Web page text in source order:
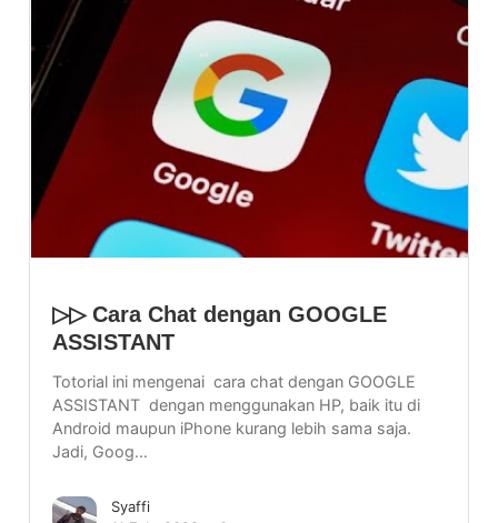
▷▷ Cara Chat dengan GOOGLE
ASSISTANT
Totorial ini mengenai cara chat dengan GOOGLE
ASSISTANT dengan menggunakan HP, baik itu di
Android maupun iPhone kurang lebih sama saja.
Jadi, Goog…
Syaffi